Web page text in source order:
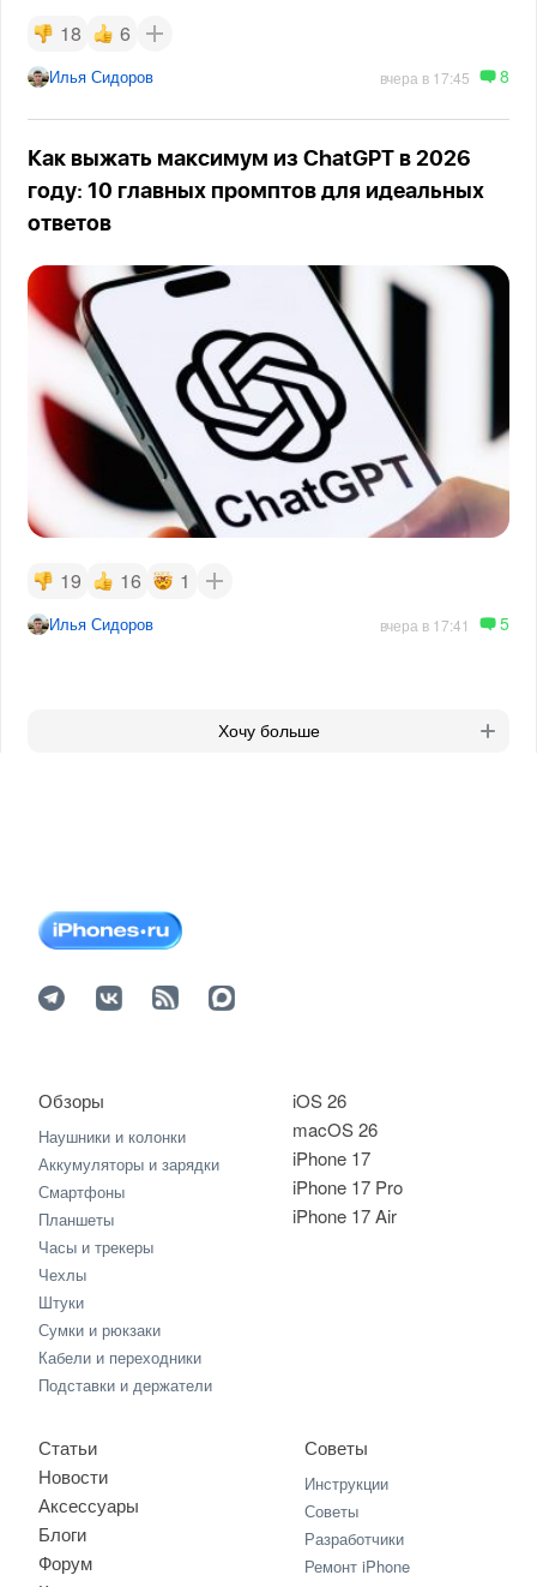
18 6
Илья Сидоров вчера в 17:45 8
Как выжать максимум из ChatGPT в 2026
году: 10 главных промптов для идеальных
ответов
19 16 1
Илья Сидоров вчера в 17:41 5
Хочу больше
iOS 26
macOS 26
iPhone 17
iPhone 17 Pro
iPhone 17 Air
Обзоры
Наушники и колонки
Аккумуляторы и зарядки
Смартфоны
Планшеты
Часы и трекеры
Чехлы
Штуки
Сумки и рюкзаки
Кабели и переходники
Подставки и держатели
Статьи
Новости
Аксессуары
Блоги
Форум
Советы
Инструкции
Советы
Разработчики
Ремонт iPhone